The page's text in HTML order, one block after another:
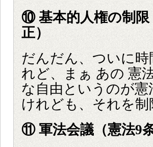
⑩ 基本的人権の制限
正）
だんだん、ついに
れど、まぁ あの 憲
な自由というのが
けれども、それを
⑪ 軍法会議（憲法9